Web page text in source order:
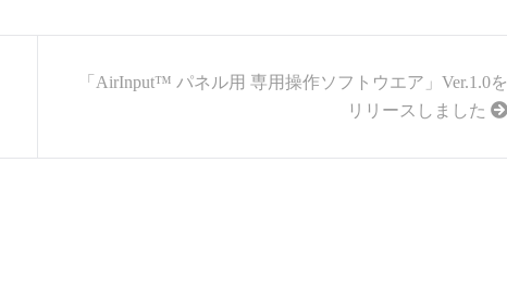
「AirInput™ パネル用 専用操作ソフトウエア」Ver.1.0を
リリースしました